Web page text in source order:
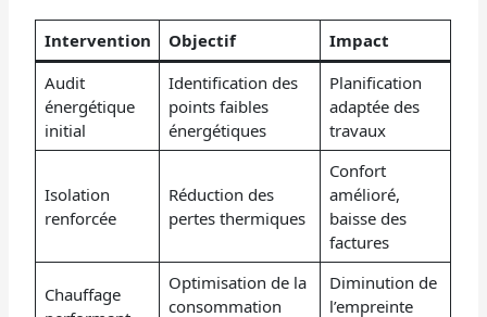
Intervention Objectif
Impact
Audit
énergétique
initial
Identification des
points faibles
énergétiques
Planification
adaptée des
travaux
Isolation
renforcée
Réduction des
pertes thermiques
Confort
amélioré,
baisse des
factures
Chauffage
Optimisation de la
consommation
Diminution de
l’empreinte